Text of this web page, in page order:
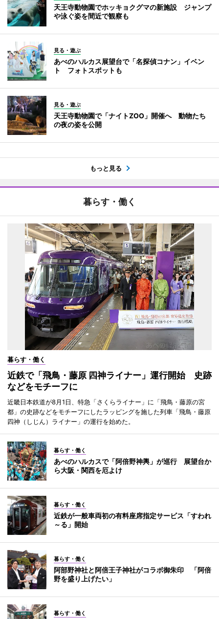
天王寺動物園でホッキョクグマの新施設 ジャンプ
や泳ぐ姿を間近で観察も
見る・遊ぶ
あべのハルカス展望台で「名探偵コナン」イベン
ト フォトスポットも
見る・遊ぶ
天王寺動物園で「ナイトZOO」開催へ 動物たち
の夜の姿を公開
もっと見る
暮らす・働く
暮らす・働く
近鉄で「飛鳥・藤原 四神ライナー」運行開始 史跡
などをモチーフに
近畿日本鉄道が8月1日、特急「さくらライナー」に「飛鳥・藤原の宮
都」の史跡などをモチーフにしたラッピングを施した列車「飛鳥・藤原
四神（しじん）ライナー」の運行を始めた。
暮らす・働く
あべのハルカスで「阿倍野神輿」が巡行 展望台か
ら大阪・関西を厄よけ
暮らす・働く
近鉄が一般車両初の有料座席指定サービス「すわれ
～る」開始
暮らす・働く
阿部野神社と阿倍王子神社がコラボ御朱印 「阿倍
野を盛り上げたい」
暮らす・働く